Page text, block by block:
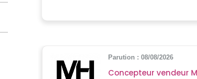
Parution : 08/08/2026
Concepteur vendeur